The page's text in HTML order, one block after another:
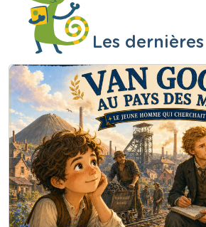
Les